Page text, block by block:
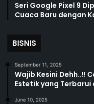
Seri Google Pixel 9
Cuaca Baru dengan
BISNIS
September 11, 2025
Wajib Kesini Dehh..!!
Estetik yang Terbarui
June 10, 2025